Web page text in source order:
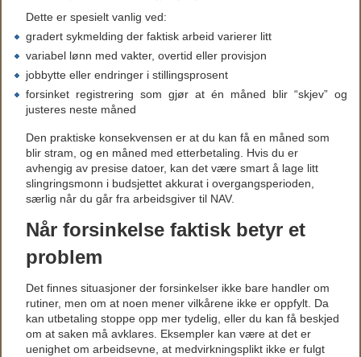
Dette er spesielt vanlig ved:
gradert sykmelding der faktisk arbeid varierer litt
variabel lønn med vakter, overtid eller provisjon
jobbytte eller endringer i stillingsprosent
forsinket registrering som gjør at én måned blir “skjev” og
justeres neste måned
Den praktiske konsekvensen er at du kan få en måned som
blir stram, og en måned med etterbetaling. Hvis du er
avhengig av presise datoer, kan det være smart å lage litt
slingringsmonn i budsjettet akkurat i overgangsperioden,
særlig når du går fra arbeidsgiver til NAV.
Når forsinkelse faktisk betyr et
problem
Det finnes situasjoner der forsinkelser ikke bare handler om
rutiner, men om at noen mener vilkårene ikke er oppfylt. Da
kan utbetaling stoppe opp mer tydelig, eller du kan få beskjed
om at saken må avklares. Eksempler kan være at det er
uenighet om arbeidsevne, at medvirkningsplikt ikke er fulgt